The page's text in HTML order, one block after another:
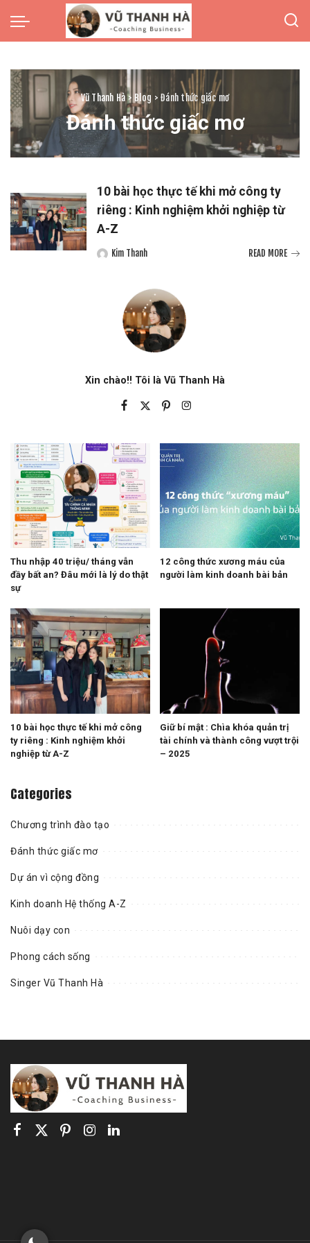
Vũ Thanh Hà> Blog >Đánh thức giấc mơ
Đánh thức giấc mơ
10 bài học thực tế khi mở công ty
riêng : Kinh nghiệm khởi nghiệp từ
A-Z
Posted
Kim Thanh READ MORE
Xin chào!! Tôi là Vũ Thanh Hà
Thu nhập 40 triệu/ tháng vẫn
đầy bất an? Đâu mới là lý do thật
sự
12 công thức xương máu của
người làm kinh doanh bài bản
10 bài học thực tế khi mở công
ty riêng : Kinh nghiệm khởi
nghiệp từ A-Z
Giữ bí mật : Chìa khóa quản trị
tài chính và thành công vượt trội
– 2025
Categories
Chương trình đào tạo
Đánh thức giấc mơ
Dự án vì cộng đồng
Kinh doanh Hệ thống A-Z
Nuôi dạy con
Phong cách sống
Singer Vũ Thanh Hà